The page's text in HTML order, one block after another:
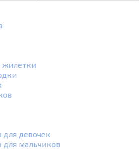
девочек
мальчиков